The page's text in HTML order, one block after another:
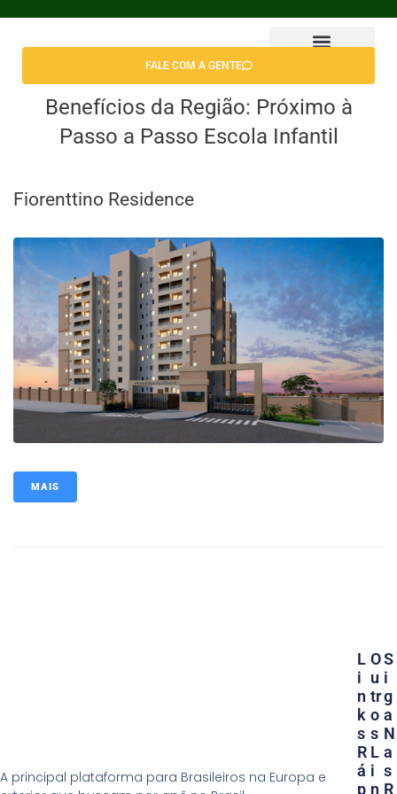
FALE COM A GENTE
Benefícios da Região: Próximo à
Passo a Passo Escola Infantil
Fiorenttino Residence
MAIS
A principal plataforma para Brasileiros na Europa e
O
U
Tr
O
S
L
I
N
L
I
N
K
S
R
Á
P
S
I
G
A
N
A
S
R